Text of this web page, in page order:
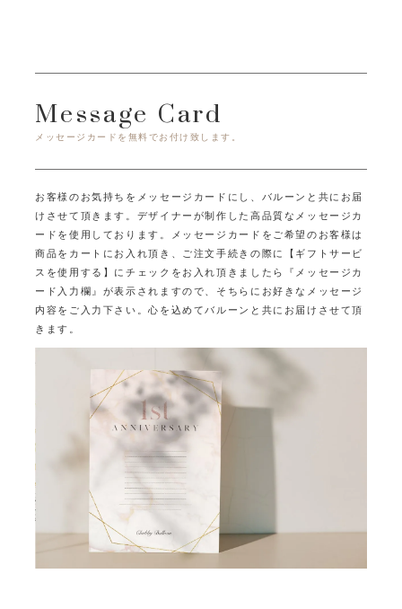
Message Card
メッセージカードを無料でお付け致します。
お客様のお気持ちをメッセージカードにし、バルーンと共にお届
けさせて頂きます。 デザイナーが制作した高品質なメッセージカ
ードを使用しております。
メッセージカードをご希望のお客様は
商品をカートにお入れ頂き、ご注文手続きの際に
【ギフトサービ
スを使用する】にチェックをお入れ頂きましたら
『メッセージカ
ード入力欄』が表示されますので、そちらにお好きなメッセージ
内容をご入力下さい。心を込めてバルーンと共にお届けさせて頂
きます。